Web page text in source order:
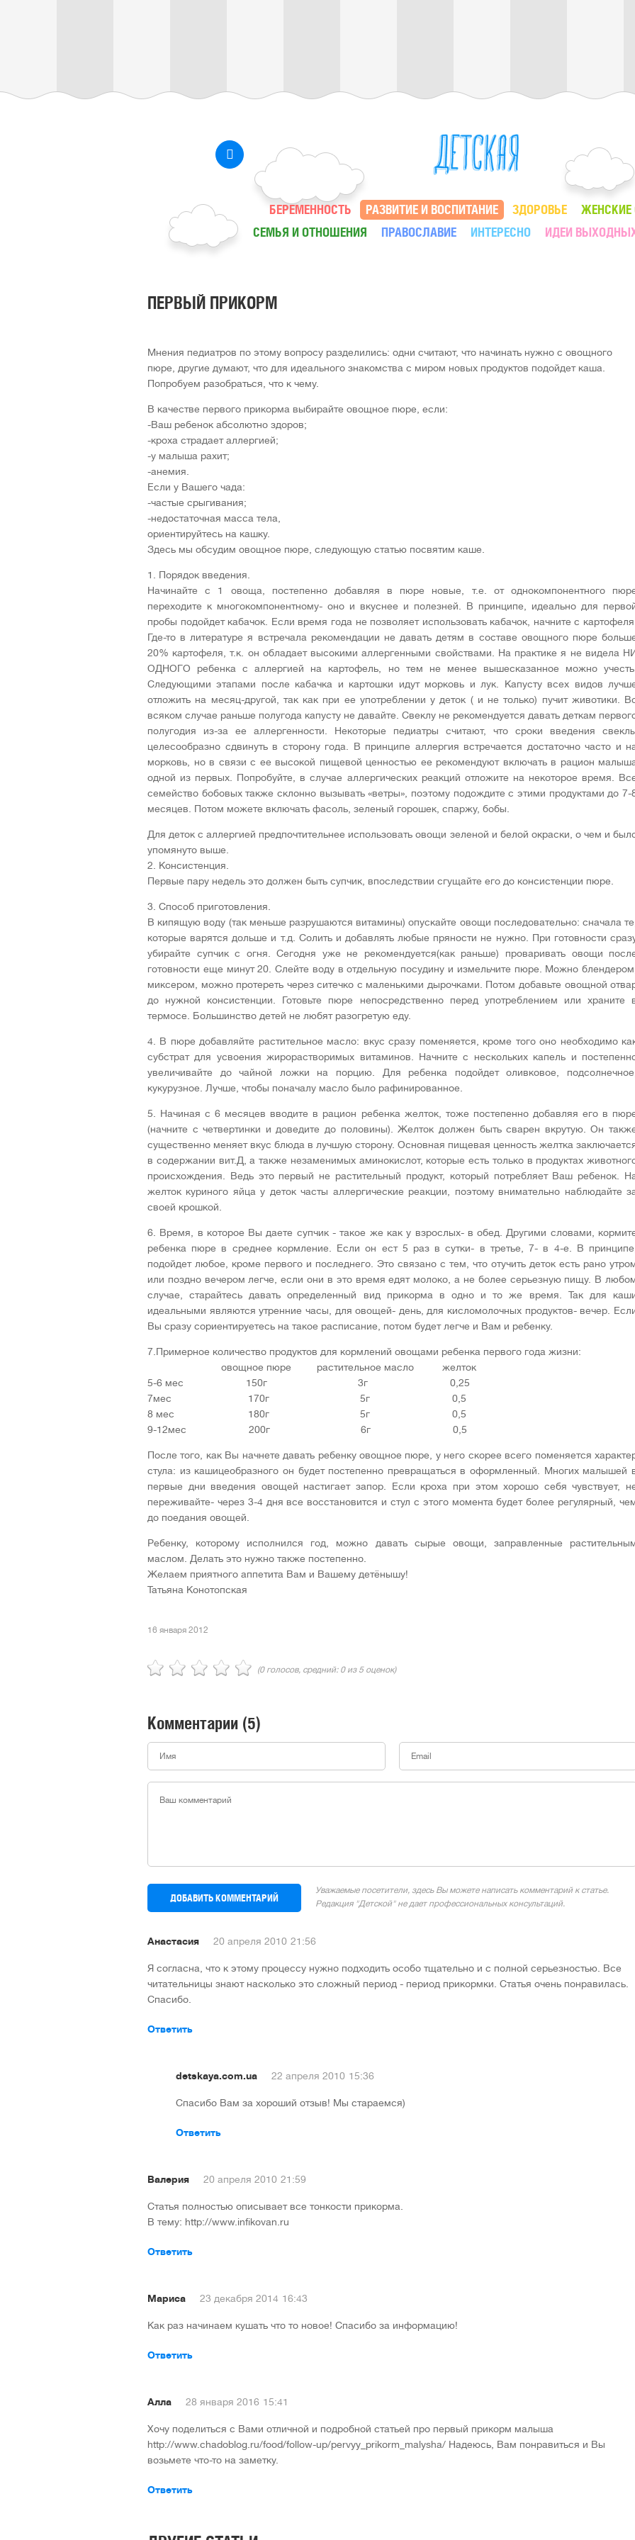
БЕРЕМЕННОСТЬ РАЗВИТИЕ И ВОСПИТАНИЕ ЗДОРОВЬЕ
ЖЕНСКИЕ
СЕМЬЯ И ОТНОШЕНИЯ
ПРАВОСЛАВИЕ ИНТЕРЕСНО ИДЕИ
ПЕРВЫЙ ПРИКОРМ
Мнения педиатров по этому вопросу разделились: одни считают, что начинать нужно с овощного
пюре, другие думают, что для идеального знакомства с миром новых продуктов подойдет каша.
Попробуем разобраться, что к чему.
В качестве первого прикорма выбирайте овощное пюре, если:
-Ваш ребенок абсолютно здоров;
-кроха страдает аллергией;
-у малыша рахит;
-анемия.
Если у Вашего чада:
-частые срыгивания;
-недостаточная масса тела,
ориентируйтесь на кашку.
Здесь мы обсудим овощное пюре, следующую статью посвятим каше.
1. Порядок введения.
Начинайте с 1 овоща, постепенно добавляя в пюре новые, т.е. от однокомпонентного
переходите к многокомпонентному- оно и вкуснее и полезней. В принципе, идеально для
пробы подойдет кабачок. Если время года не позволяет использовать кабачок, начните с картофеля.
Где-то в литературе я встречала рекомендации не давать детям в составе овощного пюре
20% картофеля, т.к. он обладает высокими аллергенными свойствами. На практике я не видела
ОДНОГО ребенка с аллергией на картофель, но тем не менее вышесказанное можно учесть.
Следующими этапами после кабачка и картошки идут морковь и лук. Капусту всех видов
отложить на месяц-другой, так как при ее употреблении у деток ( и не только) пучит животики.
всяком случае раньше полугода капусту не давайте. Свеклу не рекомендуется давать деткам
полугодия из-за ее аллергенности. Некоторые педиатры считают, что сроки введения
целесообразно сдвинуть в сторону года. В принципе аллергия встречается достаточно часто и
морковь, но в связи с ее высокой пищевой ценностью ее рекомендуют включать в рацион
одной из первых. Попробуйте, в случае аллергических реакций отложите на некоторое время.
семейство бобовых также склонно вызывать «ветры», поэтому подождите с этими продуктами до 7-
месяцев. Потом можете включать фасоль, зеленый горошек, спаржу, бобы.
Для деток с аллергией предпочтительнее использовать овощи зеленой и белой окраски, о чем и
упомянуто выше.
2. Консистенция.
Первые пару недель это должен быть супчик, впоследствии сгущайте его до консистенции пюре.
3. Способ приготовления.
В кипящую воду (так меньше разрушаются витамины) опускайте овощи последовательно: сначала те,
которые варятся дольше и т.д. Солить и добавлять любые пряности не нужно. При готовности
убирайте супчик с огня. Сегодня уже не рекомендуется(как раньше) проваривать овощи
готовности еще минут 20. Слейте воду в отдельную посудину и измельчите пюре. Можно блендером,
миксером, можно протереть через ситечко с маленькими дырочками. Потом добавьте овощной
до нужной консистенции. Готовьте пюре непосредственно перед употреблением или храните
термосе. Большинство детей не любят разогретую еду.
4. В пюре добавляйте растительное масло: вкус сразу поменяется, кроме того оно необходимо
субстрат для усвоения жирорастворимых витаминов. Начните с нескольких капель и
увеличивайте до чайной ложки на порцию. Для ребенка подойдет оливковое, подсолнечное,
кукурузное. Лучше, чтобы поначалу масло было рафинированное.
5. Начиная с 6 месяцев вводите в рацион ребенка желток, тоже постепенно добавляя его в
(начните с четвертинки и доведите до половины). Желток должен быть сварен вкрутую. Он
существенно меняет вкус блюда в лучшую сторону. Основная пищевая ценность желтка
в содержании вит.Д, а также незаменимых аминокислот, которые есть только в продуктах
происхождения. Ведь это первый не растительный продукт, который потребляет Ваш ребенок.
желток куриного яйца у деток часты аллергические реакции, поэтому внимательно наблюдайте
своей крошкой.
6. Время, в которое Вы даете супчик - такое же как у взрослых- в обед. Другими словами,
ребенка пюре в среднее кормление. Если он ест 5 раз в сутки- в третье, 7- в 4-е. В принципе,
подойдет любое, кроме первого и последнего. Это связано с тем, что отучить деток есть рано
или поздно вечером легче, если они в это время едят молоко, а не более серьезную пищу. В
случае, старайтесь давать определенный вид прикорма в одно и то же время. Так для
идеальными являются утренние часы, для овощей- день, для кисломолочных продуктов- вечер.
Вы сразу сориентируетесь на такое расписание, потом будет легче и Вам и ребенку.
7.Примерное количество продуктов для кормлений овощами ребенка первого года жизни:
овощное пюре растительное масло желток
5-6 мес 150г 3г 0,25
7мес 170г 5г 0,5
8 мес 180г 5г 0,5
9-12мес 200г 6г 0,5
После того, как Вы начнете давать ребенку овощное пюре, у него скорее всего поменяется
стула: из кашицеобразного он будет постепенно превращаться в оформленный. Многих малышей
первые дни введения овощей настигает запор. Если кроха при этом хорошо себя чувствует,
переживайте- через 3-4 дня все восстановится и стул с этого момента будет более регулярный,
до поедания овощей.
Ребенку, которому исполнился год, можно давать сырые овощи, заправленные
маслом. Делать это нужно также постепенно.
Желаем приятного аппетита Вам и Вашему детёнышу!
Татьяна Конотопская
16 января 2012
(0голосов, средний: 0из 5 оценок)
Комментарии (5)
Уважаемые посетители, здесь Вы можете написать комментарий к статье.
Редакция "Детской" не дает профессиональных консультаций.
Анастасия 20 апреля 2010 21:56
Я согласна, что к этому процессу нужно подходить особо тщательно и с полной серьезностью. Все
читательницы знают насколько это сложный период - период прикормки. Статья очень понравилась.
Спасибо.
Ответить
detskaya.com.ua 22 апреля 2010 15:36
Спасибо Вам за хороший отзыв! Мы стараемся)
Ответить
Валерия 20 апреля 2010 21:59
Статья полностью описывает все тонкости прикорма.
В тему: http://www.infikovan.ru
Ответить
Мариса 23 декабря 2014 16:43
Как раз начинаем кушать что то новое! Спасибо за информацию!
Ответить
Алла 28 января 2016 15:41
Хочу поделиться с Вами отличной и подробной статьей про первый прикорм малыша
http://www.chadoblog.ru/food/follow-up/pervyy_prikorm_malysha/ Надеюсь, Вам понравиться и Вы
возьмете что-то на заметку.
Ответить